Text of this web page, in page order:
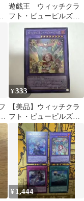
遊戯王 ウィッチクラ
フト・ビューピルズ
ウルトラ2枚セット
¥333
【美品】ウィッチクラ
フト・ピューピルズ
【ウルトラレア】
¥ 1,444